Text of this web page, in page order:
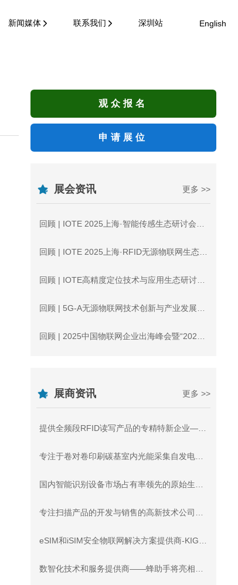
新闻媒体 联系我们 深圳站 English
观众报名
申请展位
展会资讯 更多 >>
回顾 | IOTE 2025上海·RFID无源物联网生态研讨会在沪召开！
回顾 | IOTE高精度定位技术与应用生态研讨会，共同探讨最新进展与未来趋势
展商资讯 更多 >>
提供全频段RFID读写产品的专精特新企业—捷通科技将亮相上海IOTE国际物联网展【IOTE参展商】
专注于卷对卷印刷碳基室内光能采集自发电薄膜的印唯科技将亮相国际物联网展【IOTE参展商】